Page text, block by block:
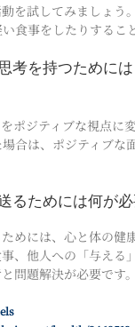
を試してみましょう
食事をしたりするこ
考を持つために
ポジティブな視点に
合は、ポジティブな
るためには何が必
めには、心と体の健
、他人への「与える
問題解決が必要です。